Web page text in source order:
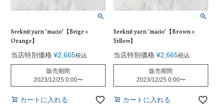
Seeknit yarn "macio"【Beige ×
Orange】
当店特別価格 ¥2,665税込
販売期間
2023/12/25 0:00〜
カートに入れる
Seeknit yarn "macio"【Brown ×
Yellow】
当店特別価格 ¥2,665税込
販売期間
2023/12/25 0:00〜
カートに入れる